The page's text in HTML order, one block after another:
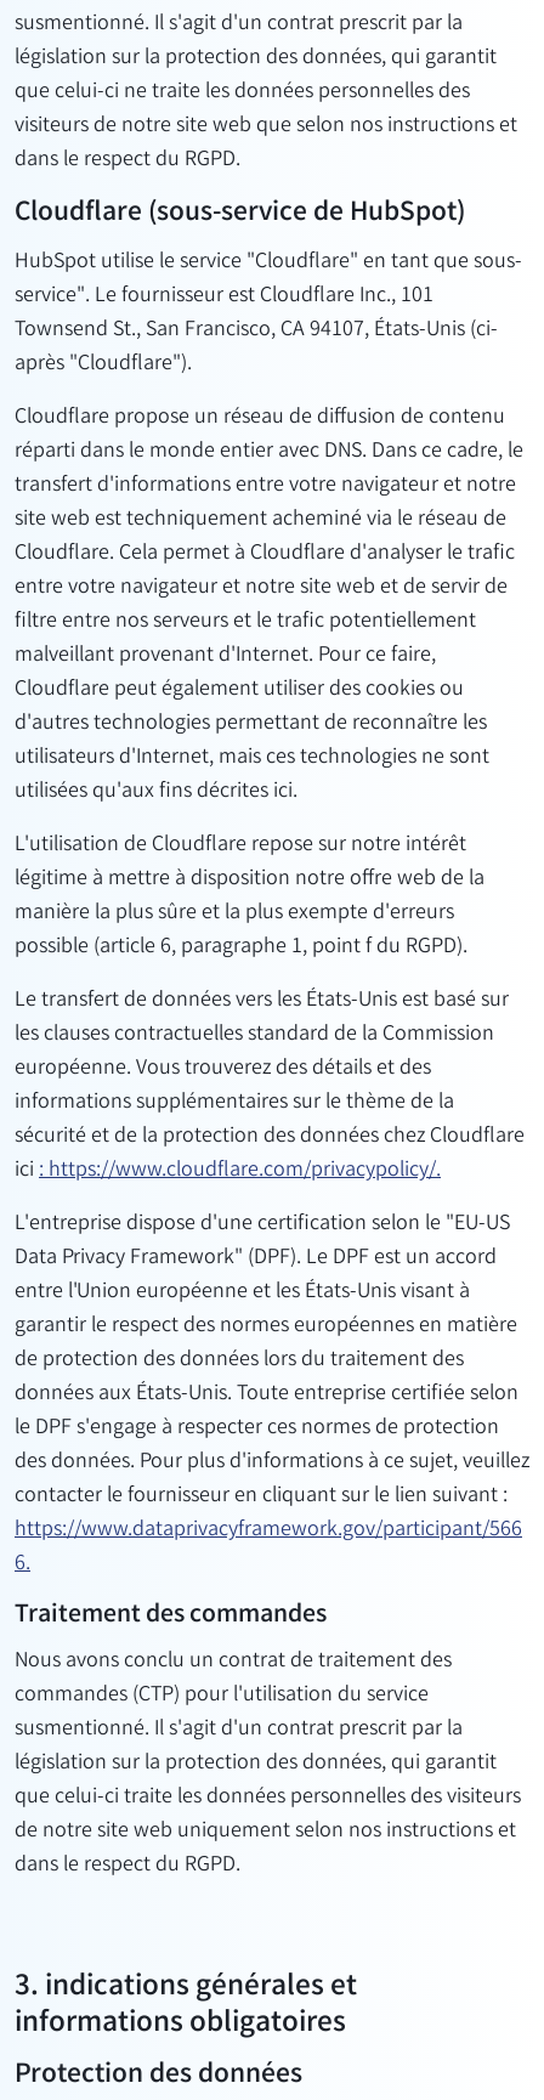
susmentionné. Il s'agit d'un contrat prescrit par la
législation sur la protection des données, qui garantit
que celui-ci ne traite les données personnelles des
visiteurs de notre site web que selon nos instructions et
dans le respect du RGPD.
Cloudflare (sous-service de HubSpot)
HubSpot utilise le service "Cloudflare" en tant que sous-
service". Le fournisseur est Cloudflare Inc., 101
Townsend St., San Francisco, CA 94107, États-Unis (ci-
après "Cloudflare").
Cloudflare propose un réseau de diffusion de contenu
réparti dans le monde entier avec DNS. Dans ce cadre, le
transfert d'informations entre votre navigateur et notre
site web est techniquement acheminé via le réseau de
Cloudflare. Cela permet à Cloudflare d'analyser le trafic
entre votre navigateur et notre site web et de servir de
filtre entre nos serveurs et le trafic potentiellement
malveillant provenant d'Internet. Pour ce faire,
Cloudflare peut également utiliser des cookies ou
d'autres technologies permettant de reconnaître les
utilisateurs d'Internet, mais ces technologies ne sont
utilisées qu'aux fins décrites ici.
L'utilisation de Cloudflare repose sur notre intérêt
légitime à mettre à disposition notre offre web de la
manière la plus sûre et la plus exempte d'erreurs
possible (article 6, paragraphe 1, point f du RGPD).
Le transfert de données vers les États-Unis est basé sur
les clauses contractuelles standard de la Commission
européenne. Vous trouverez des détails et des
informations supplémentaires sur le thème de la
sécurité et de la protection des données chez Cloudflare
ici: https://www.cloudflare.com/privacypolicy/.
L'entreprise dispose d'une certification selon le "EU-US
Data Privacy Framework" (DPF). Le DPF est un accord
entre l'Union européenne et les États-Unis visant à
garantir le respect des normes européennes en matière
de protection des données lors du traitement des
données aux États-Unis. Toute entreprise certifiée selon
le DPF s'engage à respecter ces normes de protection
des données. Pour plus d'informations à ce sujet, veuillez
contacter le fournisseur en cliquant sur le lien suivant :
https://www.dataprivacyframework.gov/participant/566
6.
Traitement des commandes
Nous avons conclu un contrat de traitement des
commandes (CTP) pour l'utilisation du service
susmentionné. Il s'agit d'un contrat prescrit par la
législation sur la protection des données, qui garantit
que celui-ci traite les données personnelles des visiteurs
de notre site web uniquement selon nos instructions et
dans le respect du RGPD.
3. indications générales et
informations obligatoires
Protection des données